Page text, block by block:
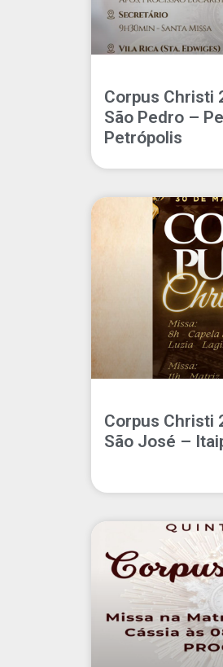
Corpus Christi
São Pedro –
Petrópolis
Corpus Christi
São José –